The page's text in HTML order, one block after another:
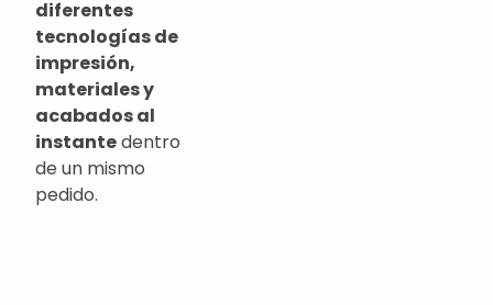
diferentes
tecnologías de
impresión,
materiales y
acabados al
instantedentro
de un mismo
pedido.